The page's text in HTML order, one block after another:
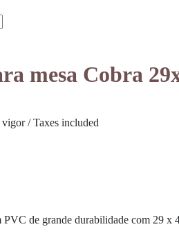
mesa Cobra
/ Taxes included
PVC de grande durabilidade com 29 x